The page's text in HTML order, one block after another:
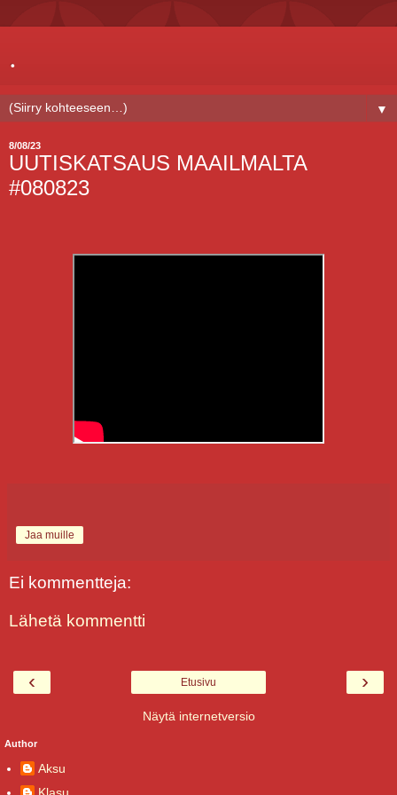
.
▼
8/08/23
UUTISKATSAUS MAAILMALTA
#080823
Jaa muille
Ei kommentteja:
Lähetä kommentti
‹ ›
Etusivu
Näytä internetversio
Author
Aksu